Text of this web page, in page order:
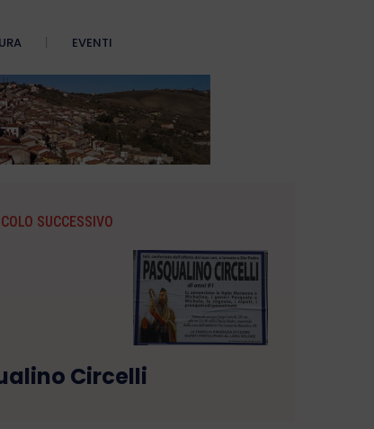
EVENTI
SUCCESSIVO
Circelli